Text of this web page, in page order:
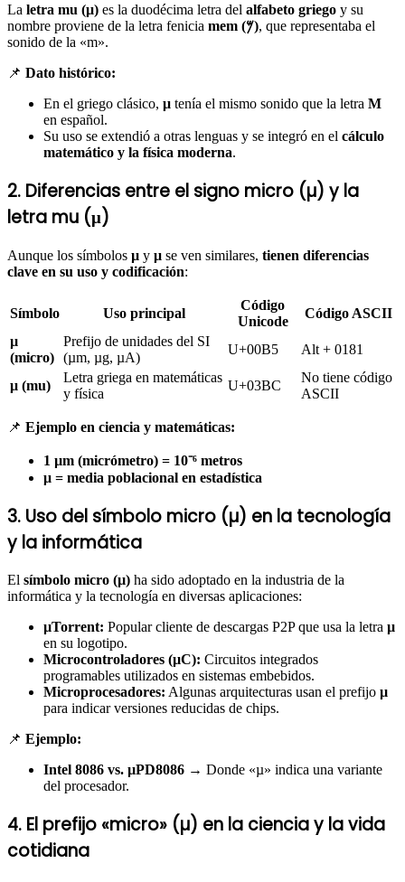
La letra mu (μ) es la duodécima letra del alfabeto griego y su
nombre proviene de la letra fenicia
mem (𐤌), que representaba el
sonido de la «m».
📌 Dato histórico:
En el griego clásico, μ tenía el mismo sonido que la letra M
en español.
Su uso se extendió a otras lenguas y se integró en el cálculo
matemático y la física moderna.
2. Diferencias entre el signo micro (µ) y la
letra mu (μ)
Aunque los símbolos µ y μ se ven similares, tienen diferencias
clave en su uso y codificación:
Símbolo Uso principal
Código
Unicode
Código ASCII
µ
(micro)
Prefijo de unidades del SI
(µm, µg, µA)
U+00B5 Alt + 0181
μ (mu)
Letra griega en matemáticas
y física
U+03BC
No tiene código
ASCII
📌 Ejemplo en ciencia y matemáticas:
1 µm (micrómetro) = 10⁻⁶ metros
μ = media poblacional en estadística
3. Uso del símbolo micro (µ) en la tecnología
y la informática
El símbolo micro (µ) ha sido adoptado en la industria de la
informática y la tecnología en diversas aplicaciones:
µTorrent: Popular cliente de descargas P2P que usa la letra µ
en su logotipo.
Microcontroladores (µC): Circuitos integrados
programables utilizados en sistemas embebidos.
Microprocesadores: Algunas arquitecturas usan el prefijo µ
para indicar versiones reducidas de chips.
📌 Ejemplo:
Intel 8086 vs. µPD8086 → Donde «µ» indica una variante
del procesador.
4. El prefijo «micro» (µ) en la ciencia y la vida
cotidiana